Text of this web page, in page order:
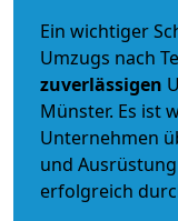
Ein wichtiger
Umzugs nach
zuverlässigen
Münster. Es ist
Unternehmen
und
erfolgreich